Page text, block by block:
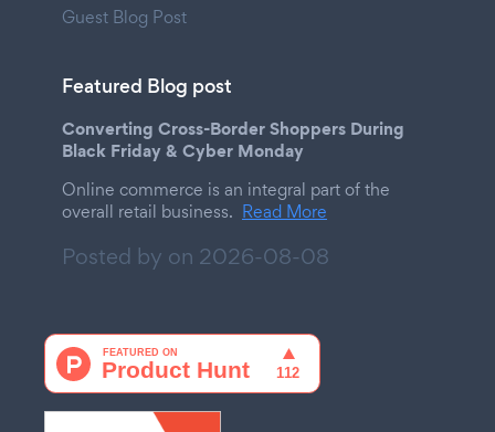
Guest Blog Post
Featured Blog post
Converting Cross-Border Shoppers During
Black Friday & Cyber Monday
Online commerce is an integral part of the
overall retail business. Read More
Posted by on 2026-08-08